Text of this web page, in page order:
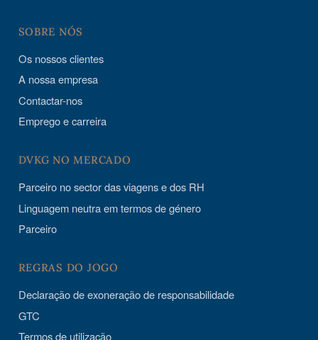
SOBRE NÓS
Os nossos clientes
A nossa empresa
Contactar-nos
Emprego e carreira
DVKG NO MERCADO
Parceiro no sector das viagens e dos RH
Linguagem neutra em termos de género
Parceiro
REGRAS DO JOGO
Declaração de exoneração de responsabilidade
GTC
Termos de utilização